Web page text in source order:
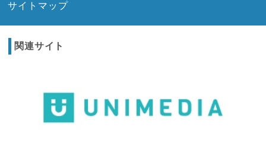
サイトマップ
関連サイト